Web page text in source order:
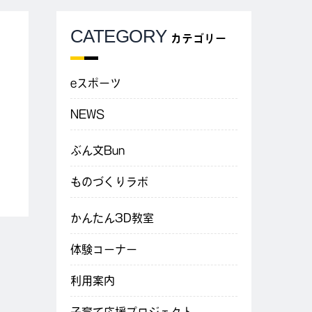
CATEGORY カテゴリー
eスポーツ
NEWS
ぶん文Bun
ものづくりラボ
かんたん3D教室
体験コーナー
利用案内